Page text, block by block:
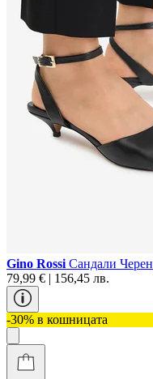
Gino Rossi Сандали Черен
79,99 € | 156,45 лв.
-30% в кошницата